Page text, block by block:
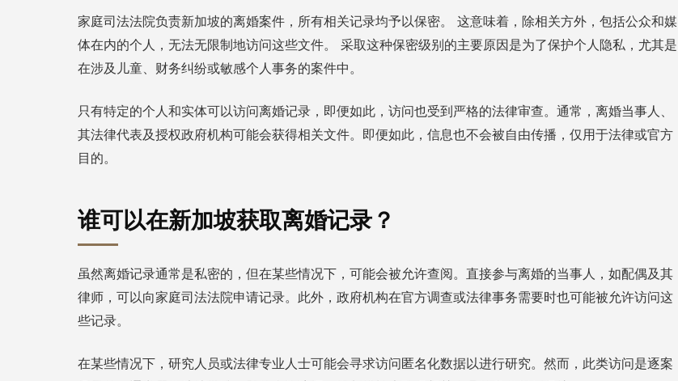
家庭司法法院负责新加坡的离婚案件，所有相关记录均予以保密。 这意味着，除相关方外，包括公众和媒
体在内的个人，无法无限制地访问这些文件。
采取这种保密级别的主要原因是为了保护个人隐私，尤其是
在涉及儿童、财务纠纷或敏感个人事务的案件中。
只有特定的个人和实体可以访问离婚记录，即便如此，访问也受到严格的法律审查。通常，离婚当事人、
其法律代表及授权政府机构可能会获得相关文件。即便如此，信息也不会被自由传播，仅用于法律或官方
目的。
谁可以在新加坡获取离婚记录？
虽然离婚记录通常是私密的，但在某些情况下，可能会被允许查阅。直接参与离婚的当事人，如配偶及其
律师，可以向家庭司法法院申请记录。此外，政府机构在官方调查或法律事务需要时也可能被允许访问这
些记录。
在某些情况下，研究人员或法律专业人士可能会寻求访问匿名化数据以进行研究。然而，此类访问是逐案